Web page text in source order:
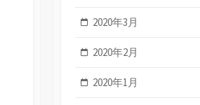
2020年3月
2020年2月
2020年1月